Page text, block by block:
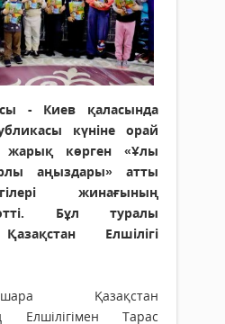
- Киев қаласында
күніне орай
жарық көрген «Ұлы
аңыздары» атты
жинағының
өтті. Бұл туралы
Елшілігі
Қазақстан
Елшілігімен Тарас